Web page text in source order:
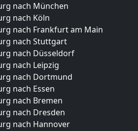
nach München
nach Köln
nach Frankfurt am Main
nach Stuttgart
nach Düsseldorf
nach Leipzig
nach Dortmund
nach Essen
nach Bremen
nach Dresden
nach Hannover